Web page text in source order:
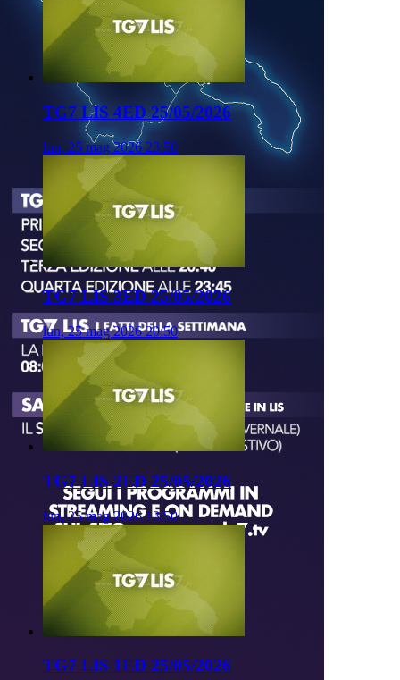
TG7 LIS 4ED 25/05/2026
lun, 25 mag 2026 23:50
TG7 LIS 3ED 25/05/2026
lun, 25 mag 2026 20:50
TG7 LIS 2ED 25/05/2026
lun, 25 mag 2026 13:50
TG7 LIS 1ED 25/05/2026